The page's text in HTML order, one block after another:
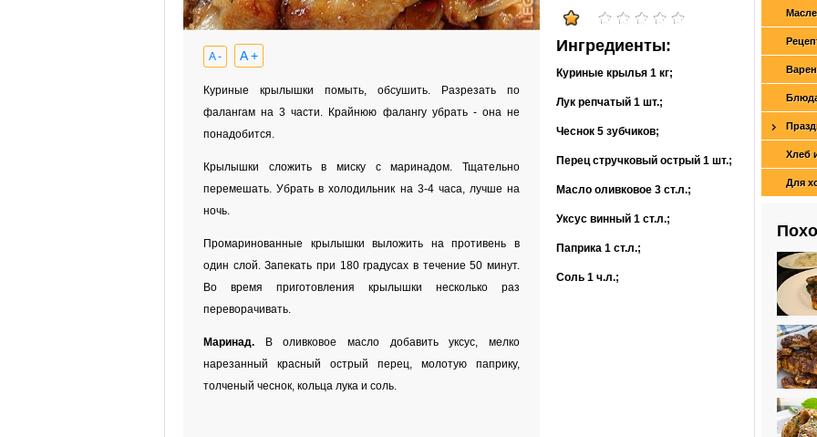
A - A +
Куриные крылышки помыть, обсушить. Разрезать по
фалангам на 3 части. Крайнюю фалангу убрать - она не
понадобится.
Крылышки сложить в миску с маринадом. Тщательно
перемешать. Убрать в холодильник на 3-4 часа, лучше на
ночь.
Промаринованные крылышки выложить на противень в
один слой. Запекать при 180 градусах в течение 50 минут.
Во время приготовления крылышки несколько раз
переворачивать.
Маринад.
В оливковое масло добавить уксус, мелко
нарезанный красный острый перец, молотую паприку,
толченый чеснок, кольца лука и соль.
Ингредиенты:
Куриные крылья 1 кг;
Лук репчатый 1 шт.;
Чеснок 5 зубчиков;
Перец стручковый острый 1 шт.;
Масло оливковое 3 ст.л.;
Уксус винный 1 ст.л.;
Паприка 1 ст.л.;
Соль 1 ч.л.;
Хлеб
Для